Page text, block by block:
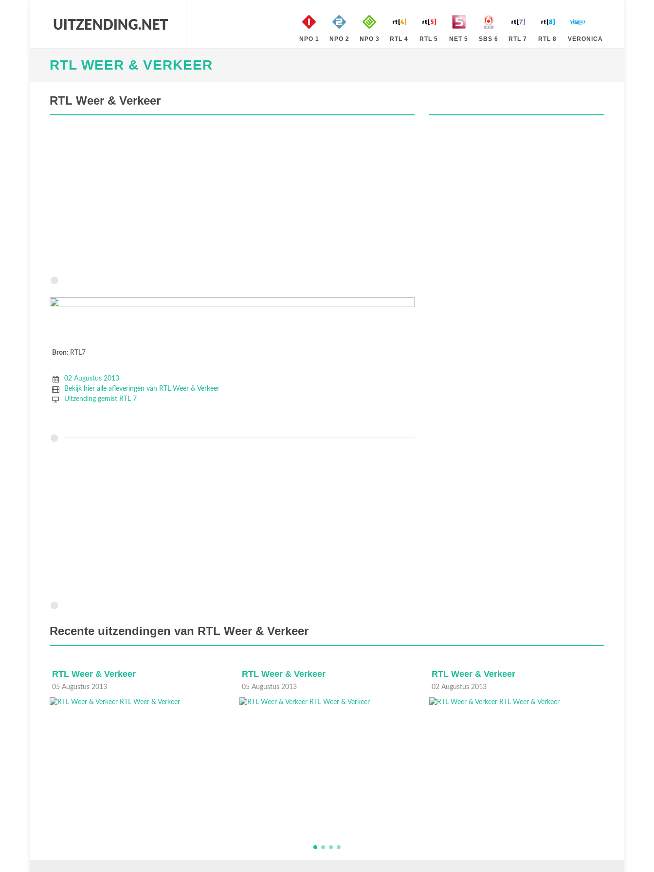
NPO 1 NPO 2 NPO 3 RTL 4 RTL 5 NET 5 SBS 6 RTL 7 RTL 8 VERONICA
RTL WEER & VERKEER
RTL Weer & Verkeer
Bron: RTL7
02 Augustus 2013
Bekijk hier alle afleveringen van RTL Weer & Verkeer
Uitzending gemist RTL 7
Recente uitzendingen van RTL Weer & Verkeer
RTL Weer & Verkeer
05 Augustus 2013
RTL Weer & Verkeer
05 Augustus 2013
RTL Weer & Verkeer
02 Augustus 2013